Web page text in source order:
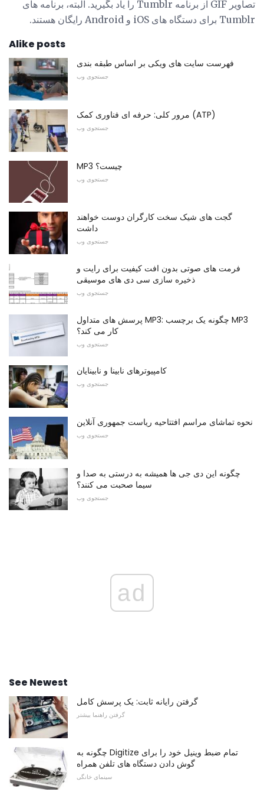
تصاویر GIF از برنامه Tumblr را یاد بگیرید. البته، برنامه های
Tumblr برای دستگاه های iOS و Android رایگان هستند.
Alike posts
فهرست سایت های ویکی بر اساس طبقه بندی
جستجوی وب
مرور کلی: حرفه ای فناوری کمک (ATP)
جستجوی وب
MP3 چیست؟
جستجوی وب
گجت های شیک سخت کارگران دوست خواهند
داشت
جستجوی وب
فرمت های صوتی بدون افت کیفیت برای رایت و
ذخیره سازی سی دی های موسیقی
جستجوی وب
پرسش های متداول MP3: چگونه یک برچسب MP3
کار می کند؟
جستجوی وب
کامپیوترهای نابینا و نابینایان
جستجوی وب
نحوه تماشای مراسم افتتاحیه ریاست جمهوری آنلاین
جستجوی وب
چگونه این دی جی ها همیشه به درستی به صدا و
سیما صحبت می کنند؟
جستجوی وب
ad
See Newest
گرفتن رایانه ثابت: یک پرسش کامل
گرفتن راهنما بیشتر
چگونه به Digitize تمام ضبط وینیل خود را برای
گوش دادن دستگاه های تلفن همراه
سینمای خانگی